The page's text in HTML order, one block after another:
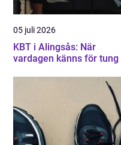
05 juli 2026
KBT i Alingsås: När
vardagen känns för tung